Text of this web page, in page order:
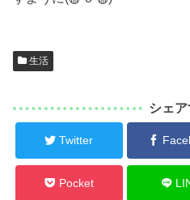
生活
シェア
Twitter
Pocket